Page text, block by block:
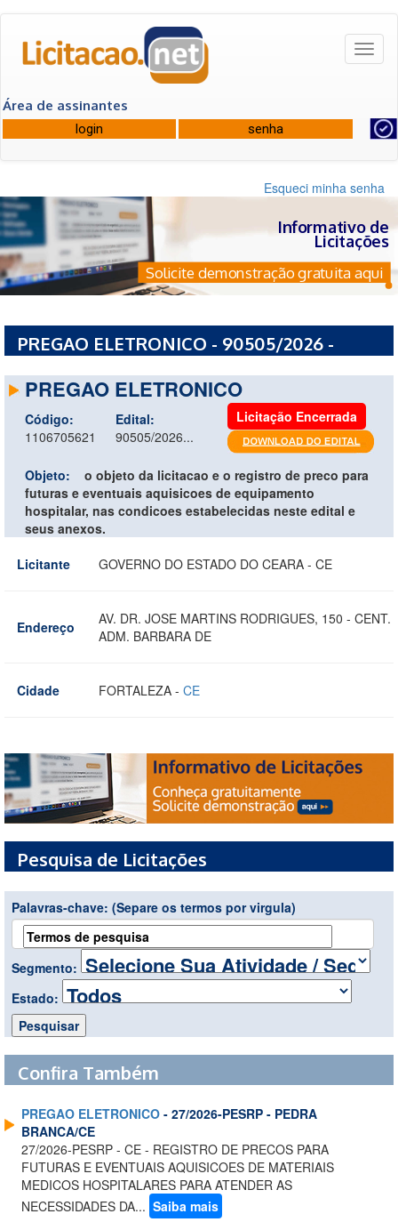
Área de assinantes
Esqueci minha senha
Informativo de
Licitações
Solicite demonstração gratuita aqui
PREGAO ELETRONICO - 90505/2026 -
PREGAO ELETRONICO
Código:
1106705621
Edital:
90505/2026...
Licitação Encerrada
Objeto:
o objeto da licitacao e o registro de preco para
futuras e eventuais aquisicoes de equipamento
hospitalar, nas condicoes estabelecidas neste edital e
seus anexos.
Licitante
GOVERNO DO ESTADO DO CEARA - CE
Endereço
AV. DR. JOSE MARTINS RODRIGUES, 150 - CENT.
ADM. BARBARA DE
Cidade FORTALEZA - CE
Pesquisa de Licitações
Palavras-chave: (Separe os termos por virgula)
Segmento:
Estado:
Confira Também
PREGAO ELETRONICO - 27/2026-PESRP - PEDRA
BRANCA/CE
27/2026-PESRP - CE - REGISTRO DE PRECOS PARA
FUTURAS E EVENTUAIS AQUISICOES DE MATERIAIS
MEDICOS HOSPITALARES PARA ATENDER AS
NECESSIDADES DA... Saiba mais